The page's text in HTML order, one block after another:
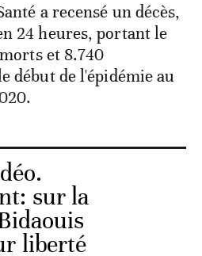
a recensé un décès,
24 heures, portant le
et 8.740
début de l'épidémie au
sur la
liberté